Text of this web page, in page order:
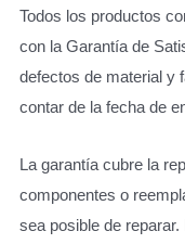
Todos los productos
con la Garantía de
defectos de material y
contar de la fecha de
La garantía cubre la
componentes o
sea posible de